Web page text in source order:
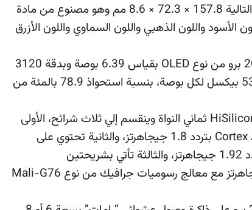
تم تصميم الهاتف بالأبعاد التالية 157.8 × 72.3 × 8.6 مم وهو مصنوع من مادة
الأسود واللون الذهبي واللون السماوي واللون الأزرق
شاشة هاتف هواوي ميت 20 برو من نوع OLED بقياس 6.39 بوصة وبدقة 3120
بيكسل في 1440 بيكسل، بكثافة 538 بيكسل لكل بوصة، بنسبة استحواذ 78.9 بالمئة من
معالج من نوع HiSilicon Kirin 980 ثماني النواة وينقسم إلي ثلاث شرائح، الأولى
تحتوي على أربعة أنوية بتصميم Cortex A55 بتردد 1.8 جيجاهرتز، والثانية تحتوي على
شريحتين بتصميم Cortex A76 بتردد 1.92 جيجاهرتز، والثالثة تأتي بشريحتين
بتصميم Cortex A76 بتردد 2.6 جيجاهرتز مع معالج رسوميات جرافيك من نوع Mali-G76